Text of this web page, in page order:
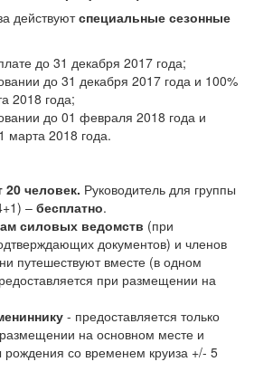
действуютспециальные сезонные
до 31 декабря 2017 года;
до 31 декабря 2017 года и 100%
2018 года;
до 01 февраля 2018 года и
марта 2018 года.
20 человек. Руководитель для группы
– бесплатно.
силовых ведомств (при
документов) и членов
путешествуют вместе (в одном
при размещении на
- предоставляется только
на основном месте и
рождения со временем круиза +/- 5